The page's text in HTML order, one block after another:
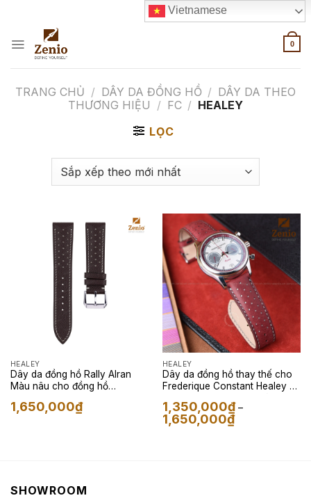
content
0
TRANG CHỦ / DÂY DA ĐỒNG HỒ / DÂY DA THEO
THƯƠNG HIỆU / FC / HEALEY
LỌC
HEALEY
Dây da đồng hồ Rally Alran
Màu nâu cho đồng hồ
1,650,000₫
HEALEY
Dây da đồng hồ thay thế cho
Frederique Constant Healey –
Sẫm
1,350,000₫ –
1,650,000₫Khoảng
giá:
SHOWROOM
Vietnamese